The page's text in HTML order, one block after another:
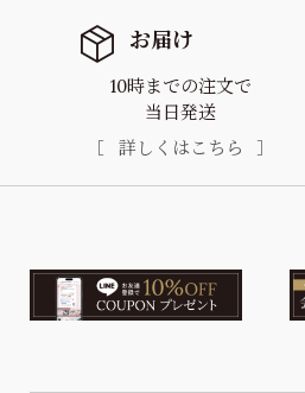
お届け
10時までの注文で
当日発送
詳しくはこちら